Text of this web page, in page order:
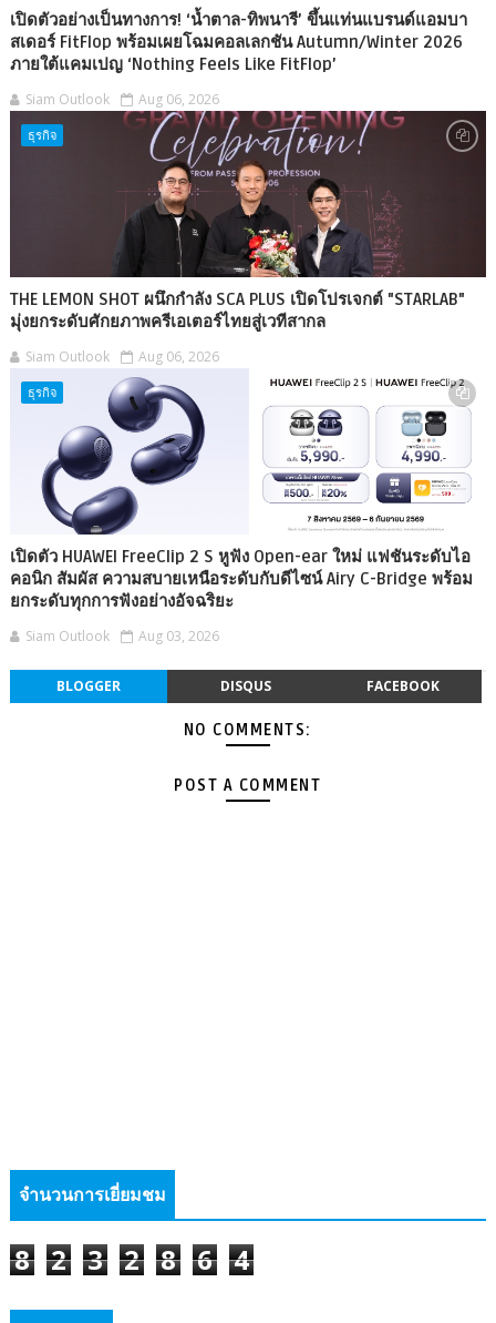
เปิดตัวอย่างเป็นทางการ! ‘น้ำตาล-ทิพนารี’ ขึ้นแท่นแบรนด์แอมบา
สเดอร์ FitFlop พร้อมเผยโฉมคอลเลกชัน Autumn/Winter 2026
ภายใต้แคมเปญ ‘Nothing Feels Like FitFlop’
Siam Outlook Aug 06, 2026
ธุรกิจ
THE LEMON SHOT ผนึกกำลัง SCA PLUS เปิดโปรเจกต์ "STARLAB"
มุ่งยกระดับศักยภาพครีเอเตอร์ไทยสู่เวทีสากล
Siam Outlook Aug 06, 2026
ธุรกิจ
เปิดตัว HUAWEI FreeClip 2 S หูฟัง Open-ear ใหม่ แฟชันระดับไอ
คอนิก สัมผัส ความสบายเหนือระดับกับดีไซน์ Airy C-Bridge พร้อม
ยกระดับทุกการฟังอย่างอัจฉริยะ
Siam Outlook Aug 03, 2026
BLOGGER DISQUS FACEBOOK
NO COMMENTS:
POST A COMMENT
จำนวนการเยี่ยมชม
8 2 3 2 8 6 4